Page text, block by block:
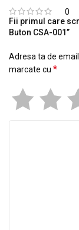
0
Fii primul care
Buton CSA-001”
Adresa ta de
marcate cu *